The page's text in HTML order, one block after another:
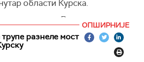
позивајући се на
складишта истрошеног
написао је Хајрулин на
(РАИ), која је, како се
ушла на територију Руске
први извештај
области Курска.
председника Володимира
видео/везе, Сирски је
у области Малаја Локња, на
од украјинске
ОПШИРНИЈЕ
разнеле мост